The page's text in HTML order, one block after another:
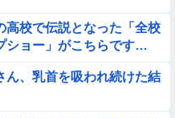
弾』の『再現動画』がこち
か否か判定たのむ！！
ひっかかってしまう【→動
高校で伝説となった「全校
ショー」がこちらです…
ん、乳首を吸われ続けた結